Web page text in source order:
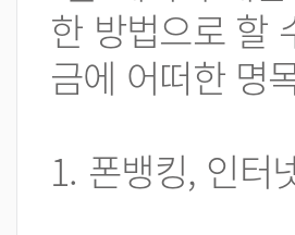
한 방법으로 할
금에 어떠한 명
1. 폰뱅킹, 인터